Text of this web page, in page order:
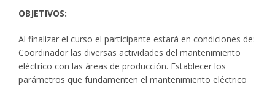
OBJETIVOS:
Al finalizar el curso el participante estará en condiciones de:
Coordinador las diversas actividades del mantenimiento
eléctrico con las áreas de producción. Establecer los
parámetros que fundamenten el mantenimiento eléctrico